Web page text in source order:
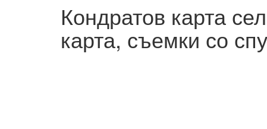
Кондратов карта
карта, съемки со